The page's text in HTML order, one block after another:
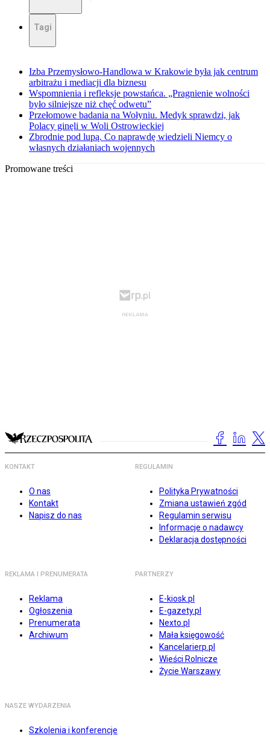
Tagi
Izba Przemysłowo-Handlowa w Krakowie była jak centrum
arbitrażu i mediacji dla biznesu
Wspomnienia i refleksje powstańca. „Pragnienie wolności
było silniejsze niż chęć odwetu”
Przełomowe badania na Wołyniu. Medyk sprawdzi, jak
Polacy ginęli w Woli Ostrowieckiej
Zbrodnie pod lupą. Co naprawdę wiedzieli Niemcy o
własnych działaniach wojennych
Promowane treści
KONTAKT
O nas
Kontakt
Napisz do nas
REGULAMIN
Polityka Prywatności
Zmiana ustawień zgód
Regulamin serwisu
Informacje o nadawcy
Deklaracja dostępności
REKLAMA I PRENUMERATA
Reklama
Ogłoszenia
Prenumerata
Archiwum
PARTNERZY
E-kiosk.pl
E-gazety.pl
Nexto.pl
Mała księgowość
Kancelarierp.pl
Wieści Rolnicze
Życie Warszawy
NASZE WYDARZENIA
Szkolenia i konferencje